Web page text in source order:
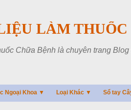
LÀM
Chữa Bệnh là chuyên trang
Ngoại Khoa ▼ Loại Khác ▼ Sổ tay